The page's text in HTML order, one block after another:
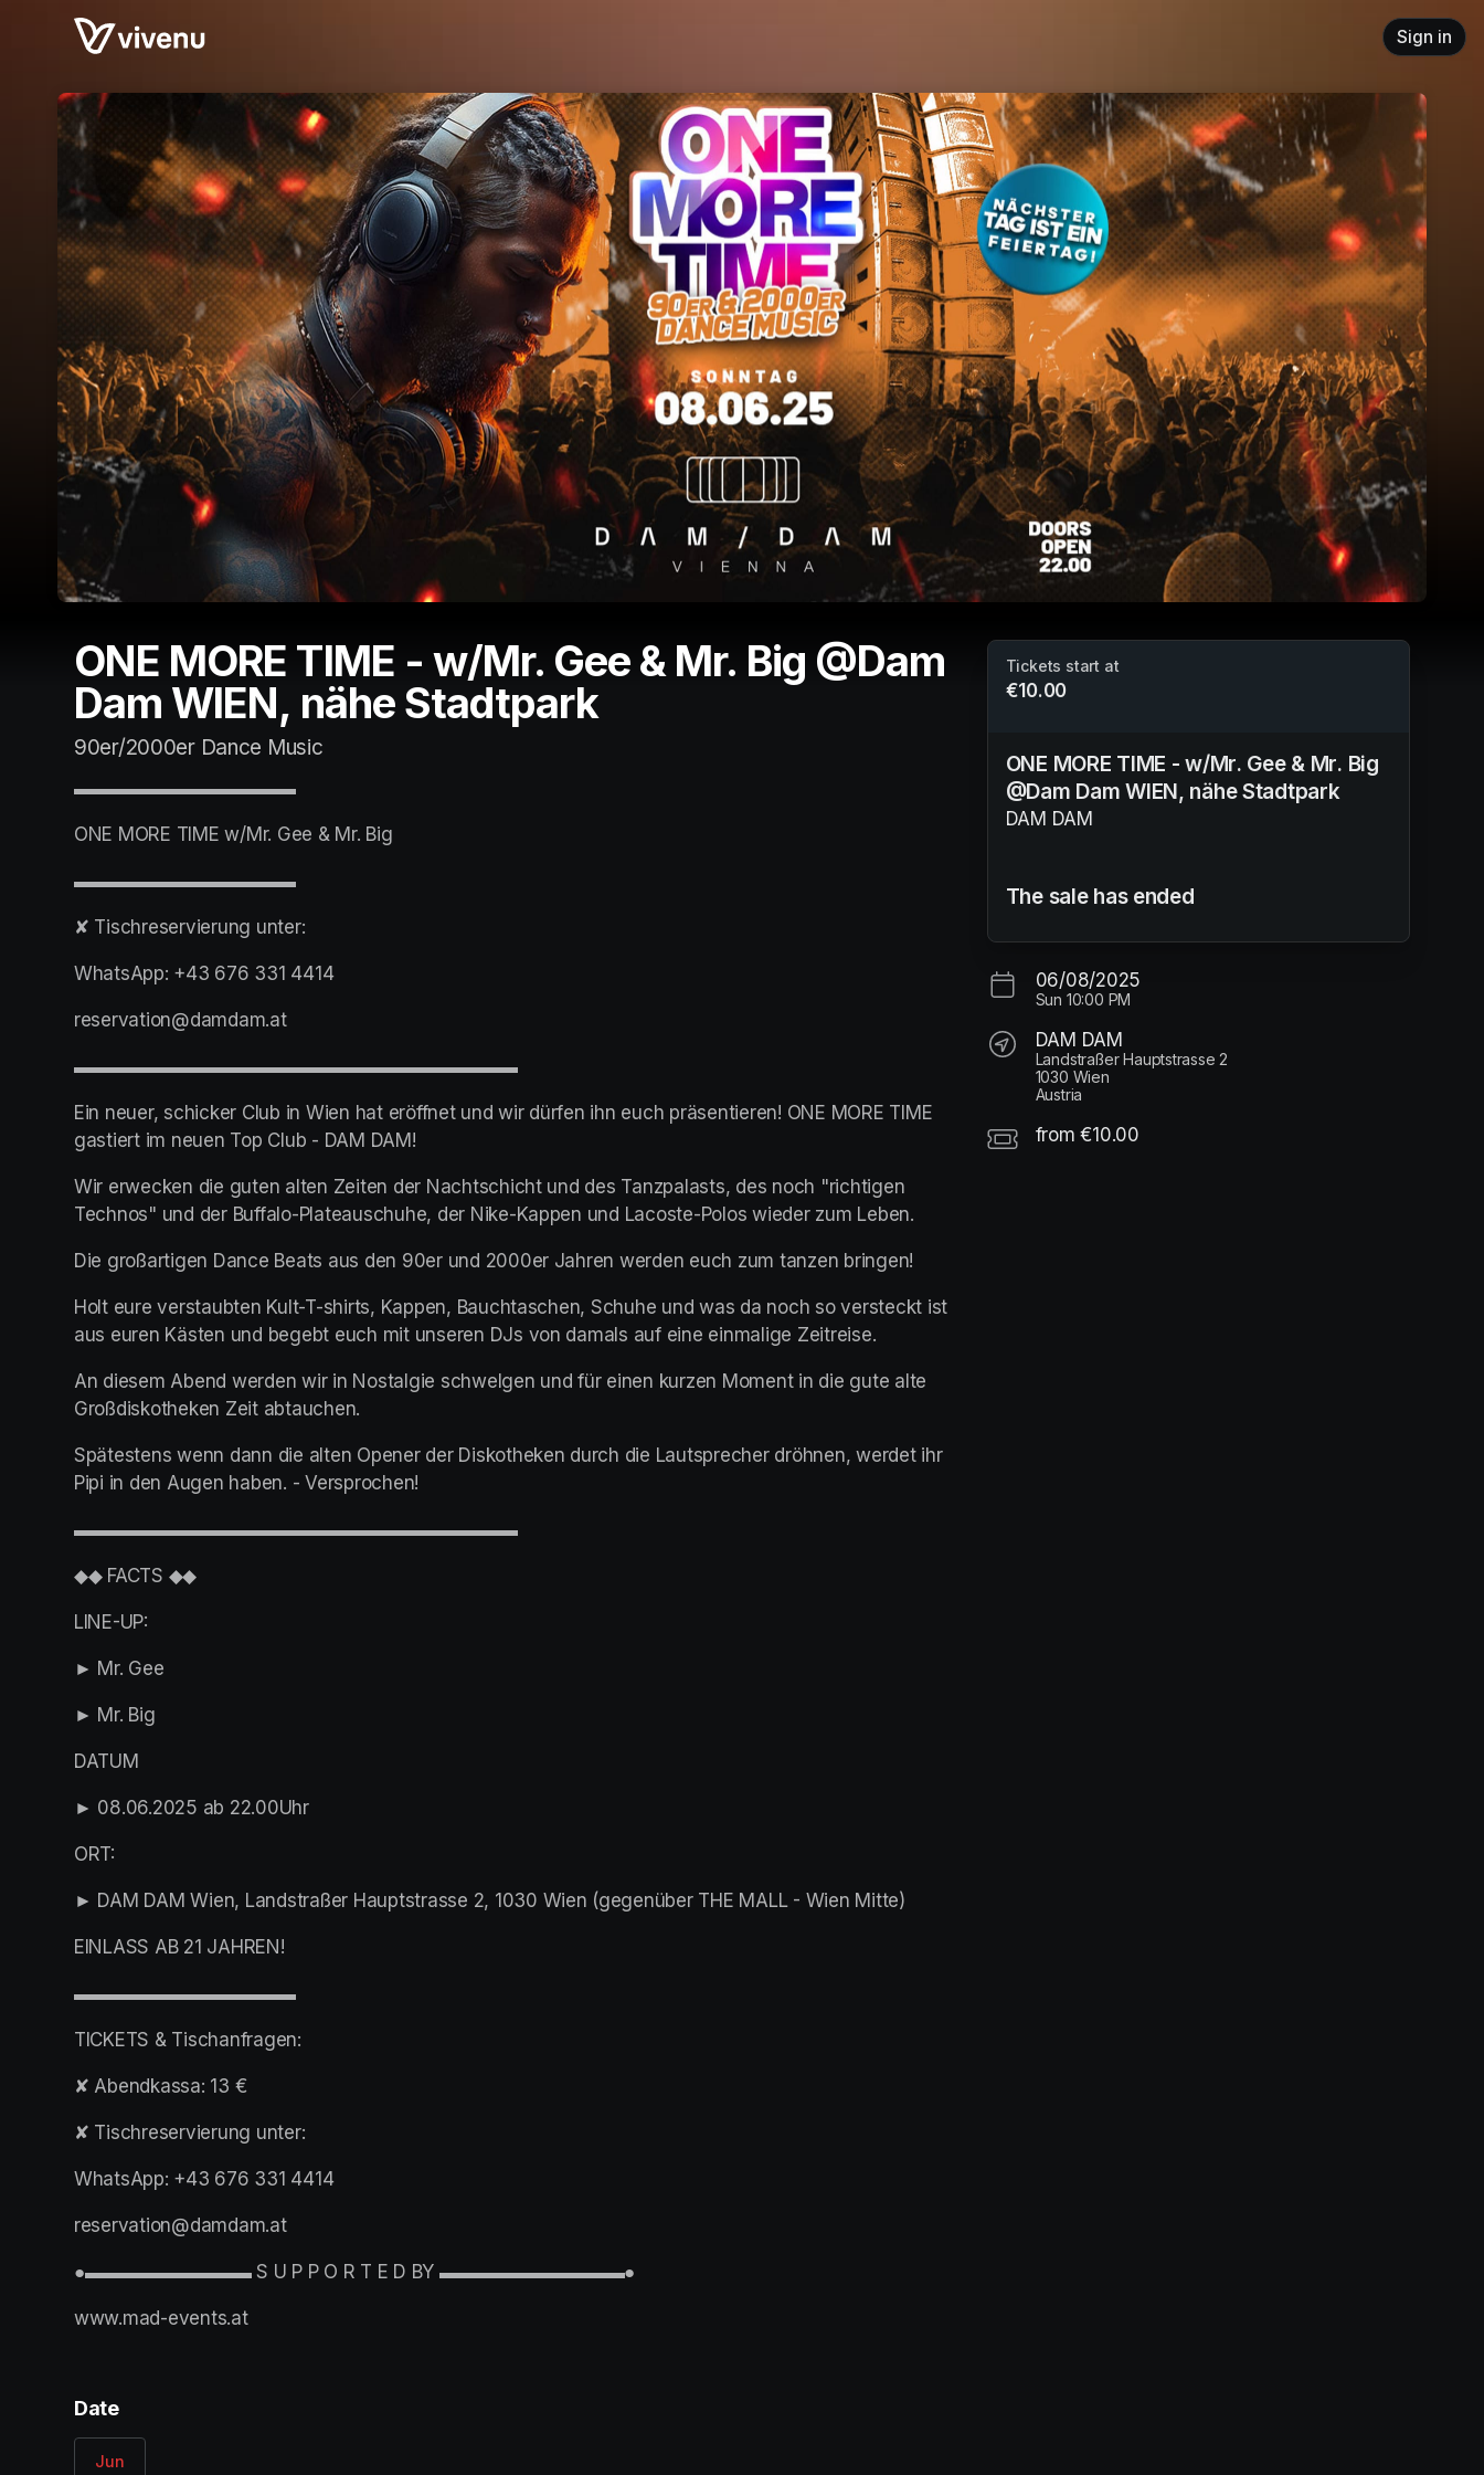
Skip header
Sign in
ONE MORE TIME - w/Mr. Gee & Mr. Big @Dam
Dam WIEN, nähe Stadtpark
90er/2000er Dance Music
▬▬▬▬▬▬▬▬▬▬▬▬
ONE MORE TIME w/Mr. Gee & Mr. Big
▬▬▬▬▬▬▬▬▬▬▬▬
✘ Tischreservierung unter:
WhatsApp: +43 676 331 4414
reservation@damdam.at
▬▬▬▬▬▬▬▬▬▬▬▬▬▬▬▬▬▬▬▬▬▬▬▬
Ein neuer, schicker Club in Wien hat eröffnet und wir dürfen ihn euch präsentieren! ONE MORE TIME
gastiert im neuen Top Club - DAM DAM!
Wir erwecken die guten alten Zeiten der Nachtschicht und des Tanzpalasts, des noch "richtigen
Technos" und der Buffalo-Plateauschuhe, der Nike-Kappen und Lacoste-Polos wieder zum Leben.
Die großartigen Dance Beats aus den 90er und 2000er Jahren werden euch zum tanzen bringen!
Holt eure verstaubten Kult-T-shirts, Kappen, Bauchtaschen, Schuhe und was da noch so versteckt ist
aus euren Kästen und begebt euch mit unseren DJs von damals auf eine einmalige Zeitreise.
An diesem Abend werden wir in Nostalgie schwelgen und für einen kurzen Moment in die gute alte
Großdiskotheken Zeit abtauchen.
Spätestens wenn dann die alten Opener der Diskotheken durch die Lautsprecher dröhnen, werdet ihr
Pipi in den Augen haben. - Versprochen!
▬▬▬▬▬▬▬▬▬▬▬▬▬▬▬▬▬▬▬▬▬▬▬▬
◆◆ FACTS ◆◆
LINE-UP:
► Mr. Gee
► Mr. Big
DATUM
► 08.06.2025 ab 22.00Uhr
ORT:
► DAM DAM Wien, Landstraßer Hauptstrasse 2, 1030 Wien (gegenüber THE MALL - Wien Mitte)
EINLASS AB 21 JAHREN!
▬▬▬▬▬▬▬▬▬▬▬▬
TICKETS & Tischanfragen:
✘ Abendkassa: 13 €
✘ Tischreservierung unter:
WhatsApp: +43 676 331 4414
reservation@damdam.at
●▬▬▬▬▬▬▬▬▬ S U P P O R T E D BY ▬▬▬▬▬▬▬▬▬▬●
www.mad-events.at
Date
Jun
Tickets start at
€10.00
ONE MORE TIME - w/Mr. Gee & Mr. Big
@Dam Dam WIEN, nähe Stadtpark
DAM DAM
The sale has ended
06/08/2025
Sun 10:00 PM
DAM DAM
Landstraßer Hauptstrasse 2
1030 Wien
Austria
from €10.00